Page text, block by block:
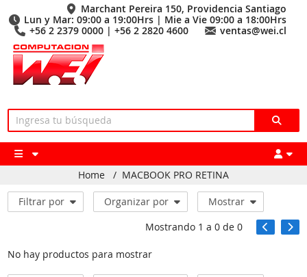
Marchant Pereira 150, Providencia Santiago
Lun y Mar: 09:00 a 19:00Hrs | Mie a Vie 09:00 a 18:00Hrs
+56 2 2379 0000 | +56 2 2820 4600
ventas@wei.cl
Home / MACBOOK PRO RETINA
Filtrar por Organizar por
Mostrar
Mostrando 1 a 0de 0
No hay productos para mostrar